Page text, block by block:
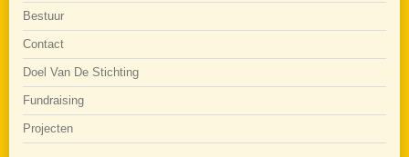
Bestuur
Contact
Doel Van De Stichting
Fundraising
Projecten